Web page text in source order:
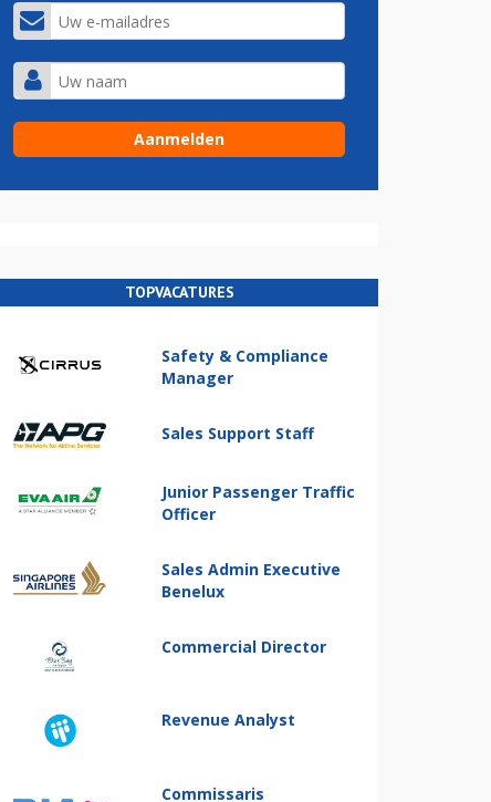
TOPVACATURES
Safety & Compliance
Manager
Sales Support Staff
Junior Passenger Traffic
Officer
Sales Admin Executive
Benelux
Commercial Director
Revenue Analyst
Commissaris